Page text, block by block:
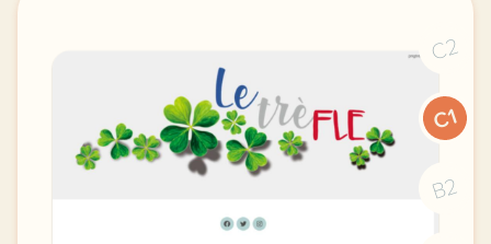
C2
C1
B2